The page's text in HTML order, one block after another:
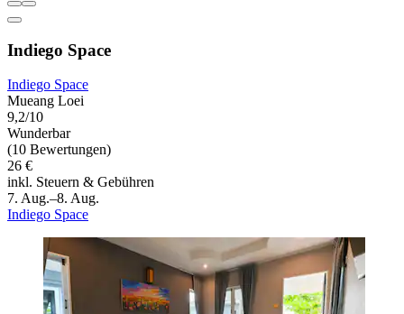
Indiego Space
Indiego Space
Mueang Loei
9,2/10
Wunderbar
(10 Bewertungen)
26 €
inkl. Steuern & Gebühren
7. Aug.–8. Aug.
Indiego Space